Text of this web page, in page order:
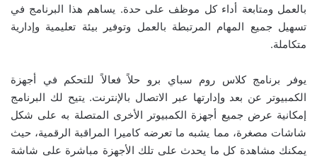
بالعمل ومتابعة أداء كل موظف على حدة. يساهم هذا البرنامج في
تسهيل جميع المهام المرتبطة بالعمل وتوفير بيئة تعليمية وإدارية
متكاملة.
يوفر برنامج كلاس روم سباي برو حلاً فعالاً للتحكم في أجهزة
الكمبيوتر عن بعد وإدارتها عبر الاتصال بالإنترنت. يتيح لك البرنامج
إمكانية عرض جميع أجهزة الكمبيوتر الأخرى المتصلة به على شكل
شاشات مصغرة، مما يشبه ما تعرضه كاميرا المراقبة الرقمية، حيث
يمكنك مشاهدة كل ما يحدث على تلك الأجهزة مباشرة على شاشة